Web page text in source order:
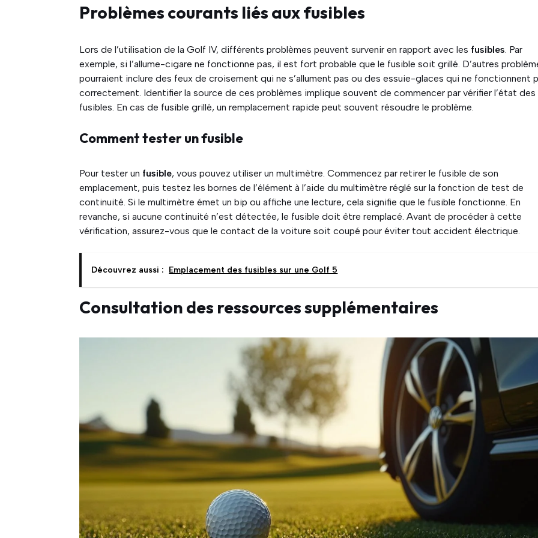
Problèmes courants liés aux fusibles
Lors de l’utilisation de la Golf IV, différents problèmes peuvent survenir en rapport avec les fusibles. Par
exemple, si l’allume-cigare ne fonctionne pas, il est fort probable que le fusible soit grillé. D’autres
pourraient inclure des feux de croisement qui ne s’allument pas ou des essuie-glaces qui ne fonctionnent
correctement. Identifier la source de ces problèmes implique souvent de commencer par vérifier l’état des
fusibles. En cas de fusible grillé, un remplacement rapide peut souvent résoudre le problème.
Comment tester un fusible
Pour tester un fusible, vous pouvez utiliser un multimètre. Commencez par retirer le fusible de son
emplacement, puis testez les bornes de l’élément à l’aide du multimètre réglé sur la fonction de test de
continuité. Si le multimètre émet un bip ou affiche une lecture, cela signifie que le fusible fonctionne. En
revanche, si aucune continuité n’est détectée, le fusible doit être remplacé. Avant de procéder à cette
vérification, assurez-vous que le contact de la voiture soit coupé pour éviter tout accident électrique.
Découvrez aussi : Emplacement des fusibles sur une Golf 5
Consultation des ressources supplémentaires